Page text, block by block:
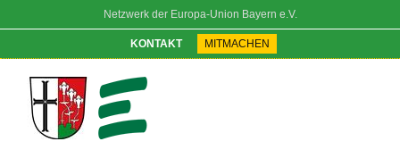
Netzwerk der Europa-Union Bayern e.V.
KONTAKT MITMACHEN